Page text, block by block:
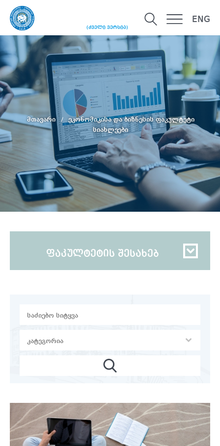
(ძველი ვერსია)
ENG
მთავარი
ეკონომიკისა და ბიზნესის ფაკულტეტი
სიახლეები
ფაკულტეტის შესახებ